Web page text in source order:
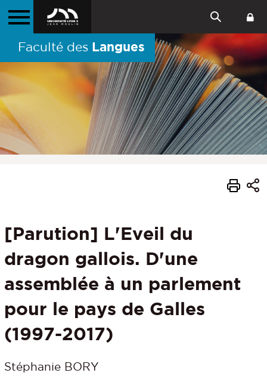
Faculté des Langues
[Parution] L'Eveil du
dragon gallois. D'une
assemblée à un parlement
pour le pays de Galles
(1997-2017)
Stéphanie BORY